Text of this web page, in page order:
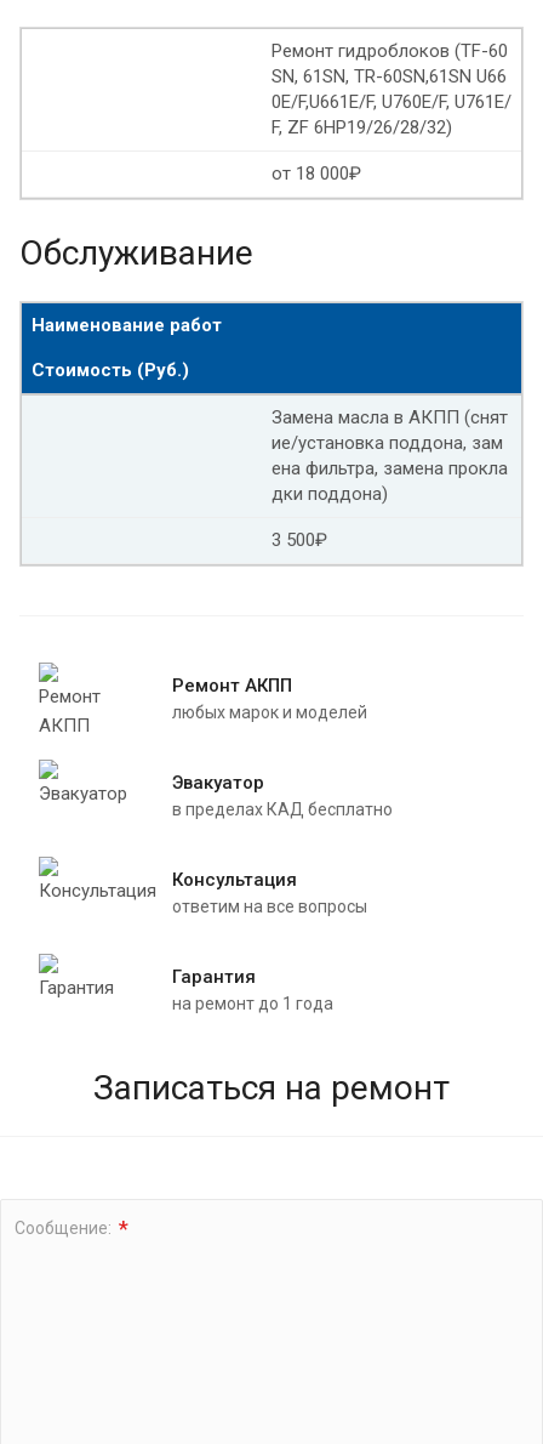
Ремонт гидроблоков (TF-60
SN, 61SN, TR-60SN,61SN U66
0E/F,U661E/F, U760E/F, U761E/
F, ZF 6HP19/26/28/32)
от 18 000₽
Обслуживание
Наименование работ
Стоимость (Руб.)
Замена масла в АКПП (снят
ие/установка поддона, зам
ена фильтра, замена прокла
дки поддона)
3 500₽
Ремонт АКПП
любых марок и моделей
Эвакуатор
в пределах КАД бесплатно
Консультация
ответим на все вопросы
Гарантия
на ремонт до 1 года
Записаться на ремонт
Сообщение: *